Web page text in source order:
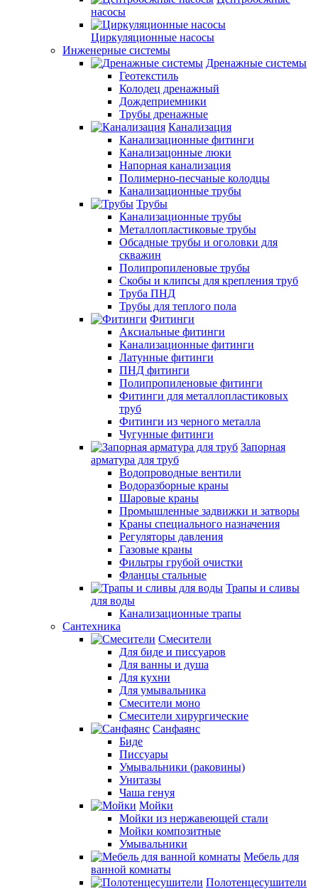
насосы
Циркуляционные насосы
Инженерные системы
Дренажные системы
Геотекстиль
Колодец дренажный
Дождеприемники
Трубы дренажные
Канализация
Канализационные фитинги
Канализацонные люки
Напорная канализация
Полимерно-песчаные колодцы
Канализационные трубы
Трубы
Канализационные трубы
Металлопластиковые трубы
Обсадные трубы и оголовки для
скважин
Полипропиленовые трубы
Скобы и клипсы для крепления труб
Труба ПНД
Трубы для теплого пола
Фитинги
Аксиальные фитинги
Канализационные фитинги
Латунные фитинги
ПНД фитинги
Полипропиленовые фитинги
Фитинги для металлопластиковых
труб
Фитинги из черного металла
Чугунные фитинги
Запорная
арматура для труб
Водопроводные вентили
Водоразборные краны
Шаровые краны
Промышленные задвижки и затворы
Краны специального назначения
Регуляторы давления
Газовые краны
Фильтры грубой очистки
Фланцы стальные
Трапы и сливы
для воды
Канализационные трапы
Сантехника
Смесители
Для биде и писсуаров
Для ванны и душа
Для кухни
Для умывальника
Смесители моно
Смесители хирургические
Санфаянс
Биде
Писсуары
Умывальники (раковины)
Унитазы
Чаша генуя
Мойки
Мойки из нержавеющей стали
Мойки композитные
Умывальники
Мебель для
ванной комнаты
Полотенцесушители